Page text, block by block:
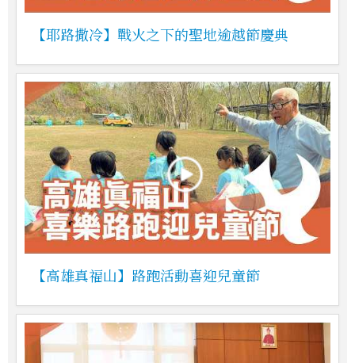
【耶路撒冷】戰火之下的聖地逾越節慶典
【高雄真福山】路跑活動喜迎兒童節